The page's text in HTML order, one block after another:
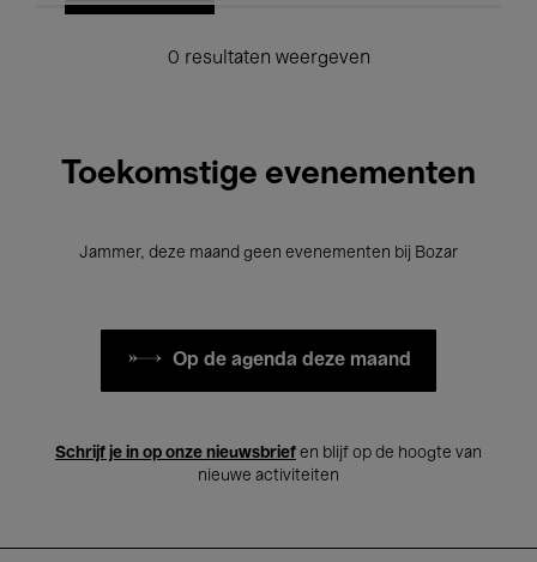
0 resultaten weergeven
Toekomstige evenementen
Jammer, deze maand geen evenementen bij Bozar
Op de agenda deze maand
Schrijf je in op onze nieuwsbrief en blijf op de hoogte van
nieuwe activiteiten